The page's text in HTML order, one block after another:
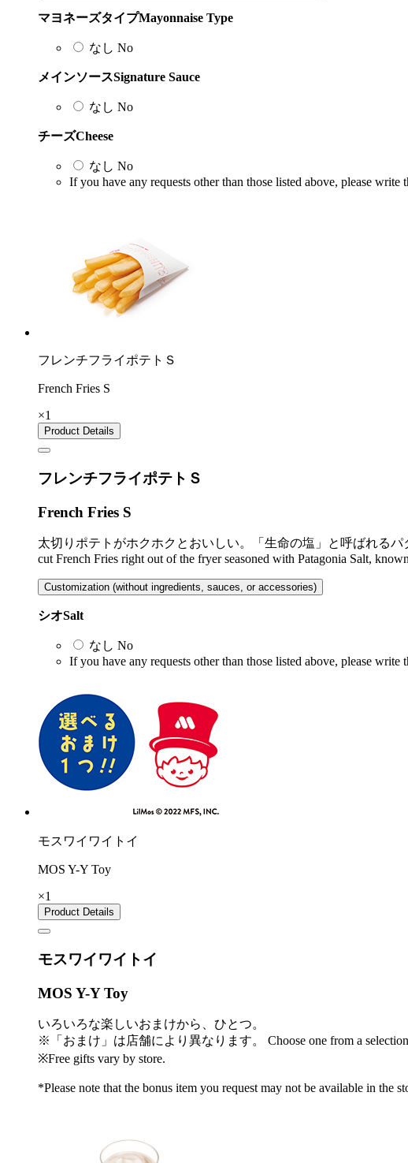
マヨネーズタイプMayonnaise Type
なし No
メインソースSignature Sauce
なし No
チーズCheese
なし No
If you have any requests other than those listed above, please write
フレンチフライポテトＳ
French Fries S
×1
Product Details
フレンチフライポテトＳ
French Fries S
太切りポテトがホクホクとおいしい。「生命の塩」と呼ばれる
cut French Fries right out of the fryer seasoned with Patagonia Salt,
Customization (without ingredients, sauces, or accessories)
シオSalt
なし No
If you have any requests other than those listed above, please write
モスワイワイトイ
MOS Y-Y Toy
×1
Product Details
モスワイワイトイ
MOS Y-Y Toy
いろいろな楽しいおまけから、ひとつ。
※「おまけ」は店舗により異なります。
Choose one from a
※Free gifts vary by store.
*Please note that the bonus item you request may not be available in the